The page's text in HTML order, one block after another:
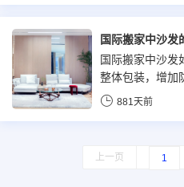
国际搬家中沙发
国际搬家中沙发
整体包装，增加
根据实际情况套
881天前
上一页 1